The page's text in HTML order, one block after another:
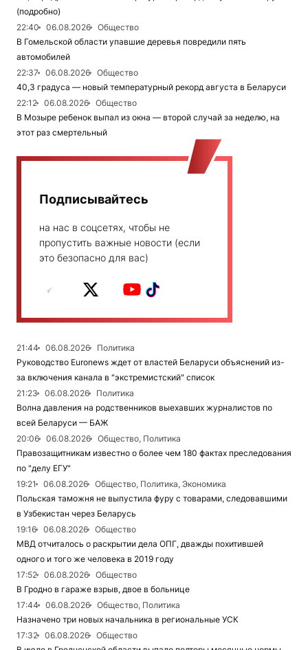
(подробно)
22:40
06.08.2026
Общество
В Гомельской области упавшие деревья повредили пять
автомобилей
22:37
06.08.2026
Общество
40,3 градуса — новый температурный рекорд августа в Беларуси
22:12
06.08.2026
Общество
В Мозыре ребенок выпал из окна — второй случай за неделю, на
этот раз смертельный
Подписывайтесь
на нас в соцсетях, чтобы не
пропустить важные новости (если
это безопасно для вас)
21:44 06.08.2026
Политика
Руководство Euronews ждет от властей Беларуси объяснений из-
за включения канала в "экстремистский" список
21:23
06.08.2026
Политика
Волна давления на родственников выехавших журналистов по
всей Беларуси — БАЖ
20:06
06.08.2026
Общество, Политика
Правозащитникам известно о более чем 180 фактах преследования
по "делу ЕГУ"
19:21
06.08.2026
Общество, Политика, Экономика
Польская таможня не выпустила фуру с товарами, следовавшими
в Узбекистан через Беларусь
19:16
06.08.2026
Общество
МВД отчиталось о раскрытии дела ОПГ, дважды похитившей
одного и того же человека в 2019 году
17:52
06.08.2026
Общество
В Гродно в гараже взрыв, двое в больнице
17:44
06.08.2026
Общество, Политика
Назначено три новых начальника в региональные УСК
17:32
06.08.2026
Общество